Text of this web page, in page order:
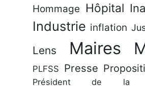
Hommage Hôpital
Industrie inflation
Lens Maires
PLFSS Presse
Président de la